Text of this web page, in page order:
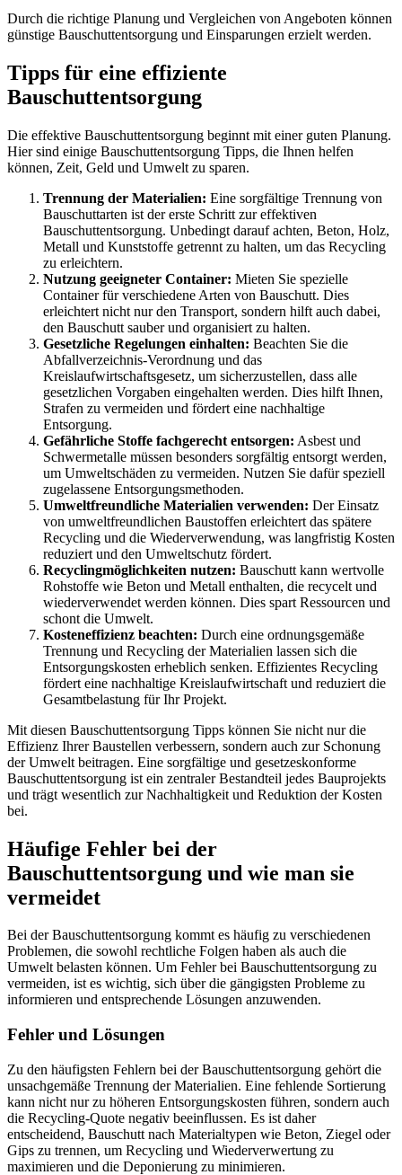
Durch die richtige Planung und Vergleichen von Angeboten können
günstige Bauschuttentsorgung und Einsparungen erzielt werden.
Tipps für eine effiziente
Bauschuttentsorgung
Die effektive Bauschuttentsorgung beginnt mit einer guten Planung.
Hier sind einige Bauschuttentsorgung Tipps, die Ihnen helfen
können, Zeit, Geld und Umwelt zu sparen.
Trennung der Materialien: Eine sorgfältige Trennung von
Bauschuttarten ist der erste Schritt zur effektiven
Bauschuttentsorgung. Unbedingt darauf achten, Beton, Holz,
Metall und Kunststoffe getrennt zu halten, um das Recycling
zu erleichtern.
Nutzung geeigneter Container: Mieten Sie spezielle
Container für verschiedene Arten von Bauschutt. Dies
erleichtert nicht nur den Transport, sondern hilft auch dabei,
den Bauschutt sauber und organisiert zu halten.
Gesetzliche Regelungen einhalten: Beachten Sie die
Abfallverzeichnis-Verordnung und das
Kreislaufwirtschaftsgesetz, um sicherzustellen, dass alle
gesetzlichen Vorgaben eingehalten werden. Dies hilft Ihnen,
Strafen zu vermeiden und fördert eine nachhaltige
Entsorgung.
Gefährliche Stoffe fachgerecht entsorgen: Asbest und
Schwermetalle müssen besonders sorgfältig entsorgt werden,
um Umweltschäden zu vermeiden. Nutzen Sie dafür speziell
zugelassene Entsorgungsmethoden.
Umweltfreundliche Materialien verwenden: Der Einsatz
von umweltfreundlichen Baustoffen erleichtert das spätere
Recycling und die Wiederverwendung, was langfristig Kosten
reduziert und den Umweltschutz fördert.
Recyclingmöglichkeiten nutzen: Bauschutt kann wertvolle
Rohstoffe wie Beton und Metall enthalten, die recycelt und
wiederverwendet werden können. Dies spart Ressourcen und
schont die Umwelt.
Kosteneffizienz beachten: Durch eine ordnungsgemäße
Trennung und Recycling der Materialien lassen sich die
Entsorgungskosten erheblich senken. Effizientes Recycling
fördert eine nachhaltige Kreislaufwirtschaft und reduziert die
Gesamtbelastung für Ihr Projekt.
Mit diesen Bauschuttentsorgung Tipps können Sie nicht nur die
Effizienz Ihrer Baustellen verbessern, sondern auch zur Schonung
der Umwelt beitragen. Eine sorgfältige und gesetzeskonforme
Bauschuttentsorgung ist ein zentraler Bestandteil jedes Bauprojekts
und trägt wesentlich zur Nachhaltigkeit und Reduktion der Kosten
bei.
Häufige Fehler bei der
Bauschuttentsorgung und wie man sie
vermeidet
Bei der Bauschuttentsorgung kommt es häufig zu verschiedenen
Problemen, die sowohl rechtliche Folgen haben als auch die
Umwelt belasten können. Um Fehler bei Bauschuttentsorgung zu
vermeiden, ist es wichtig, sich über die gängigsten Probleme zu
informieren und entsprechende Lösungen anzuwenden.
Fehler und Lösungen
Zu den häufigsten Fehlern bei der Bauschuttentsorgung gehört die
unsachgemäße Trennung der Materialien. Eine fehlende Sortierung
kann nicht nur zu höheren Entsorgungskosten führen, sondern auch
die Recycling-Quote negativ beeinflussen. Es ist daher
entscheidend, Bauschutt nach Materialtypen wie Beton, Ziegel oder
Gips zu trennen, um Recycling und Wiederverwertung zu
maximieren und die Deponierung zu minimieren.